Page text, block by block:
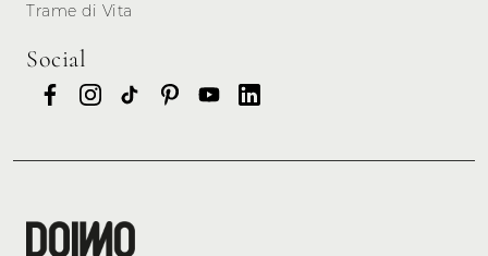
Trame di Vita
Social